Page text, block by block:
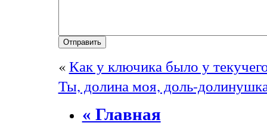
«Как у ключика было у
Ты, долина моя, доль-
« Главная